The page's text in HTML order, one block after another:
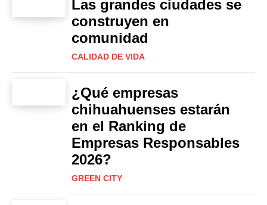
Las grandes ciudades se
construyen en
comunidad
CALIDAD DE VIDA
¿Qué empresas
chihuahuenses estarán
en el Ranking de
Empresas Responsables
2026?
GREEN CITY